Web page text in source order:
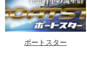
ボートスター